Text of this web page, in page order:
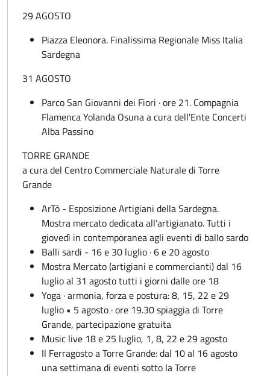
29 AGOSTO
Piazza Eleonora. Finalissima Regionale Miss Italia
Sardegna
31 AGOSTO
Parco San Giovanni dei Fiori · ore 21. Compagnia
Flamenca Yolanda Osuna a cura dell'Ente Concerti
Alba Passino
TORRE GRANDE
a cura del Centro Commerciale Naturale di Torre
Grande
ArTò - Esposizione Artigiani della Sardegna.
Mostra mercato dedicata all’artigianato. Tutti i
giovedì in contemporanea agli eventi di ballo sardo
Balli sardi - 16 e 30 luglio · 6 e 20 agosto
Mostra Mercato (artigiani e commercianti) dal 16
luglio al 31 agosto tutti i giorni dalle ore 18
Yoga · armonia, forza e postura: 8, 15, 22 e 29
luglio • 5 agosto · ore 19.30 spiaggia di Torre
Grande, partecipazione gratuita
Music live 18 e 25 luglio, 1, 8, 22 e 29 agosto
Il Ferragosto a Torre Grande: dal 10 al 16 agosto
una settimana di eventi sotto la Torre